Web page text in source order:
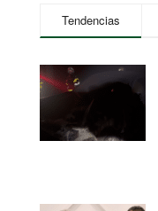
Tendencias